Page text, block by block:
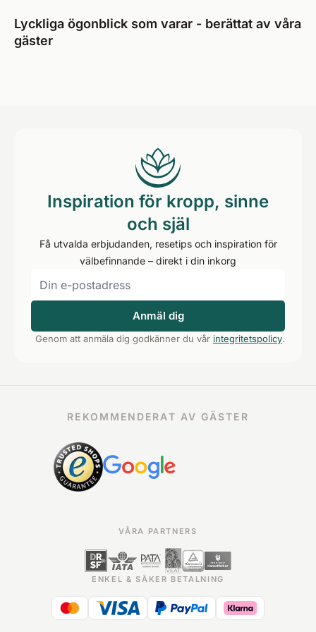
Lyckliga ögonblick som varar - berättat av våra
gäster
Inspiration för kropp, sinne
och själ
Få utvalda erbjudanden, resetips och inspiration för
välbefinnande – direkt i din inkorg
Anmäl dig
Genom att anmäla dig godkänner du vår integritetspolicy.
REKOMMENDERAT AV GÄSTER
VÅRA PARTNERS
ENKEL & SÄKER BETALNING